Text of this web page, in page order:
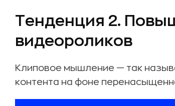
Тенденция 2.
видеороликов
Клиповое мышление — так
контента на фоне